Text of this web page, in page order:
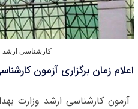
کارشناسی ارشد
اعلام زمان برگزاری آزمون